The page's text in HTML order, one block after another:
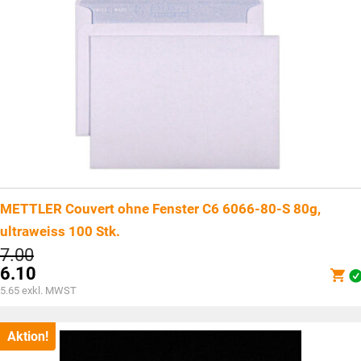
METTLER Couvert ohne Fenster C6 6066-80-S 80g,
ultraweiss 100 Stk.
7.00Ursprünglicher
Preis
war:
CHF7.00
6.10
Aktueller
ist:
CHF6.10.
5.65 exkl. MWST
Aktion!